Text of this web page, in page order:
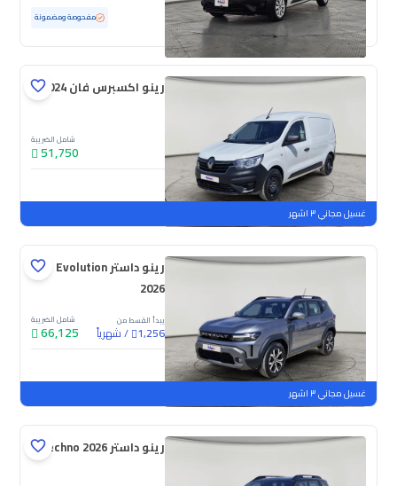
مستعملة 65,738 كم مفحوصة ومضمونة
رينو اكسبرس فان 2024
شامل الضريبة
51,750
جديدة
غسيل مجاني ٣ اشهر
رينو داستر Evolution
2026
يبدأ القسط من
1,256
/شهرياً
شامل الضريبة
66,125
جديدة
غسيل مجاني ٣ اشهر
رينو داستر Techno 2026